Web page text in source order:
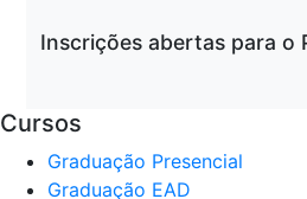
Inscrições abertas para o
Cursos
Graduação Presencial
Graduação EAD